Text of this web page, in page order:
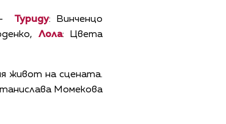
- Туриду: Винченцо
Лола: Цвета
живот на сцената.
Момекова